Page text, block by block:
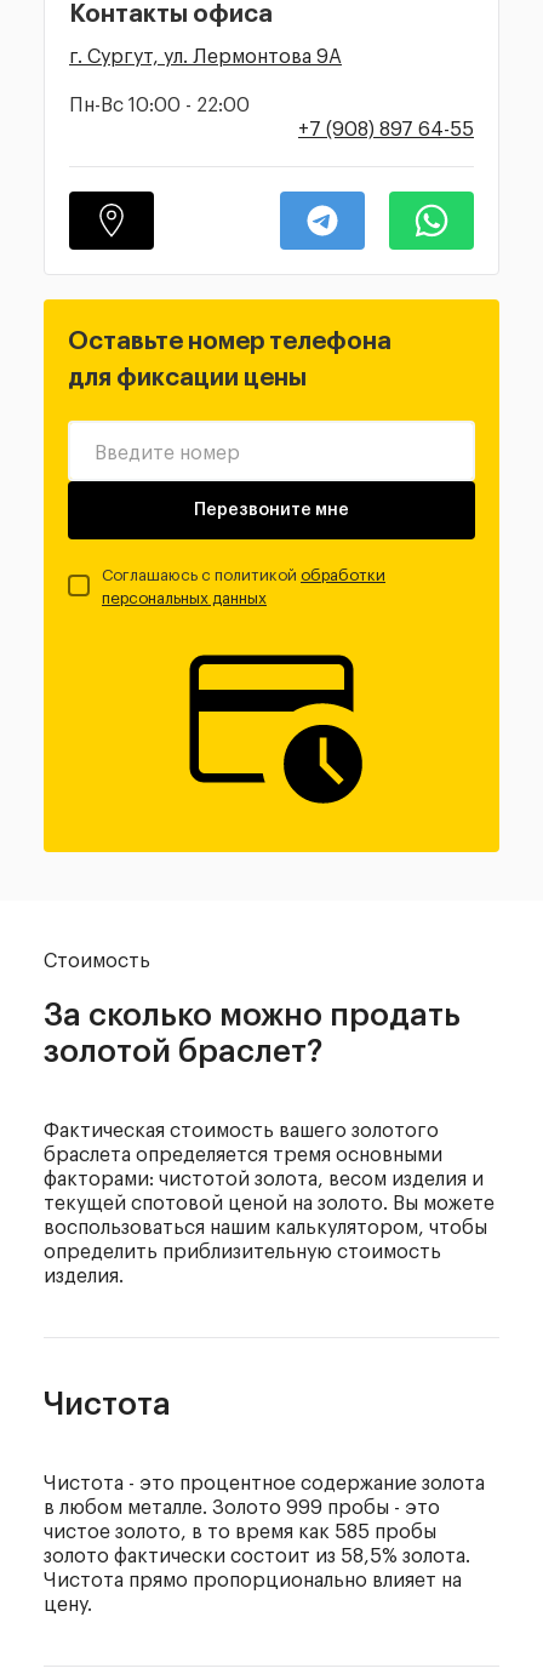
г. Сургут, ул. Лермонтова 9А
Пн-Вс 10:00 - 22:00
+7 (908) 897 64-55
Контакты офиса
Оставьте номер телефона
для фиксации цены
Введите номер
Перезвоните мне
Соглашаюсь с политикой обработки
персональных данных
Стоимость
За сколько можно продать
золотой браслет?
Фактическая стоимость вашего золотого
браслета определяется тремя основными
факторами: чистотой золота, весом изделия и
текущей спотовой ценой на золото. Вы можете
воспользоваться нашим калькулятором, чтобы
определить приблизительную стоимость
изделия.
Чистота
Чистота - это процентное содержание золота
в любом металле. Золото 999 пробы - это
чистое золото, в то время как 585 пробы
золото фактически состоит из 58,5% золота.
Чистота прямо пропорционально влияет на
цену.